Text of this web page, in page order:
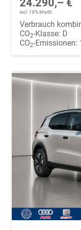
24.290,– €
incl. 19% MwSt.
Verbrauch
CO2-Klasse: D
CO2-Emissionen: